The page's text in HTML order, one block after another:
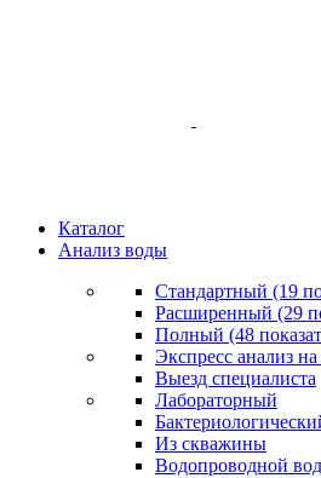
Каталог
Анализ воды
Стандартный (19
Расширенный (29
Полный (48
Экспресс анализ на
Выезд специалиста
Лабораторный
Из скважины
Водопроводной